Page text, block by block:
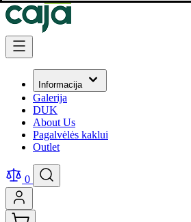
Informacija
Galerija
DUK
About Us
Pagalvėlės kaklui
Outlet
0